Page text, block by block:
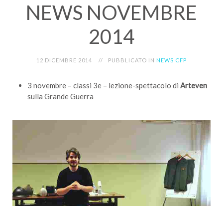
NEWS NOVEMBRE
2014
12 DICEMBRE 2014 PUBBLICATO IN NEWS CFP
3 novembre – classi 3e – lezione-spettacolo di Arteven
sulla Grande Guerra